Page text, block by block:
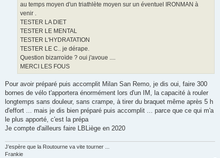
au temps moyen d'un triathlète moyen sur un éventuel IRONMAN à
venir .
TESTER LA DIET
TESTER LE MENTAL
TESTER L'HYDRATATION
TESTER LE C.. je dérape.
Question bizarroïde ? oui j'avoue ....
MERCI LES FOUS
Pour avoir préparé puis accomplit Milan San Remo, je dis oui, faire 300
bornes de vélo t'apportera énormément lors d'un IM, la capacité à rouler
longtemps sans douleur, sans crampe, à tirer du braquet même après 5 h
d'effort ... mais je dis bien préparé puis accomplit ... parce que ce qui m'a
le plus apporté, c'est la prépa
Je compte d'ailleurs faire LBLiège en 2020
J’espère que la Routourne va vite tourner ...
Frankie